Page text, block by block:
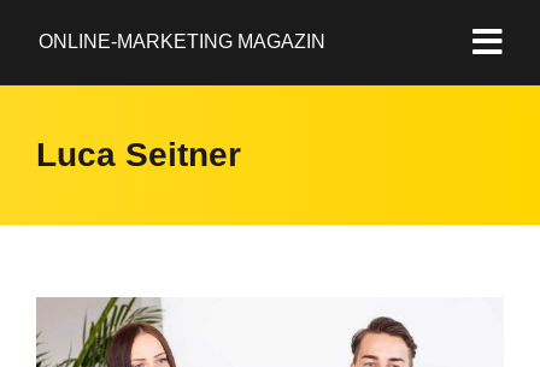
ONLINE-MARKETING MAGAZIN
Luca Seitner